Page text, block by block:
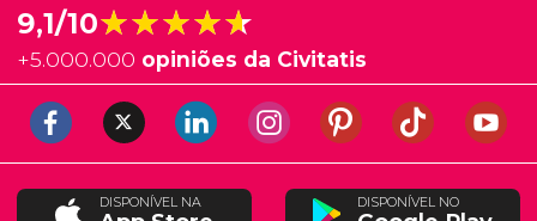
9,1/10★★★★★
★★★★★
+5.000.000 opiniões da Civitatis
DISPONÍVEL NA DISPONÍVEL NO